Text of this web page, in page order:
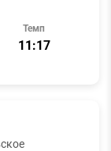
Темп
11:17